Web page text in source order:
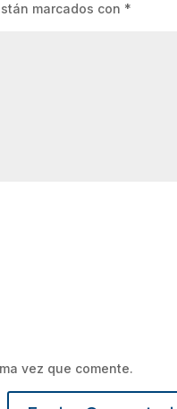
marcados con *
vez que comente.